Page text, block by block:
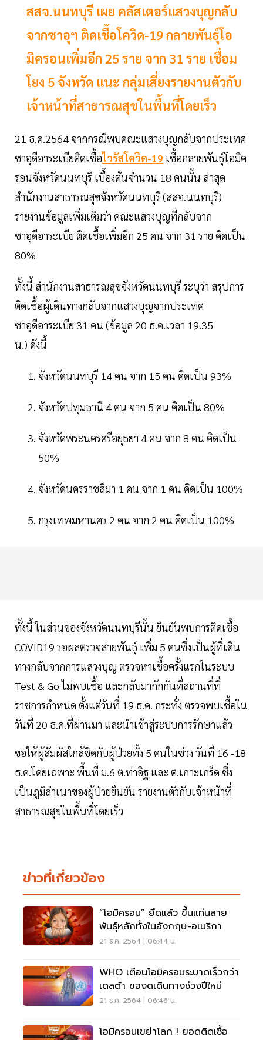
สสจ.นนทบุรี เผย คลัสเตอร์แสวงบุญกลับ
จากซาอุฯ ติดเชื้อโควิด-19 กลายพันธุ์โอ
มิครอนเพิ่มอีก 25 ราย จาก 31 ราย เชื่อม
โยง 5 จังหวัด แนะ กลุ่มเสี่ยงรายงานตัวกับ
เจ้าหน้าที่สาธารณสุขในพื้นที่โดยเร็ว
21 ธ.ค.2564 จากกรณีพบคณะแสวงบุญกลับจากประเทศ
ซาอุดีอาระเบียติดเชื้อไวรัสโควิด-19 เชื้อกลายพันธุ์โอมิค
รอนจังหวัดนนทบุรี เบื้องต้นจำนวน 18 คนนั้น ล่าสุด
สำนักงานสาธารณสุขจังหวัดนนทบุรี (สสจ.นนทบุรี)
รายงานข้อมูลเพิ่มเติมว่า คณะแสวงบุญที่กลับจาก
ซาอุดีอาระเบีย ติดเชื้อเพิ่มอีก 25 คน จาก 31 ราย คิดเป็น
80%
ทั้งนี้ สำนักงานสาธารณสุขจังหวัดนนทบุรี ระบุว่า สรุปการ
ติดเชื้อผู้เดินทางกลับจากแสวงบุญจากประเทศ
ซาอุดีอาระเบีย 31 คน (ข้อมูล 20 ธ.ค.เวลา 19.35
น.) ดังนี้
จังหวัดนนทบุรี 14 คน จาก 15 คน คิดเป็น 93%
จังหวัดปทุมธานี 4 คน จาก 5 คน คิดเป็น 80%
จังหวัดพระนครศรีอยุธยา 4 คน จาก 8 คน คิดเป็น
50%
จังหวัดนครราชสีมา 1 คน จาก 1 คน คิดเป็น 100%
กรุงเทพมหานคร 2 คน จาก 2 คน คิดเป็น 100%
ทั้งนี้ ในส่วนของจังหวัดนนทบุรีนั้น ยืนยันพบการติดเชื้อ
COVID19 รอผลตรวจสายพันธุ์ เพิ่ม 5 คนซึ่งเป็นผู้ที่เดิน
ทางกลับจากการแสวงบุญ ตรวจหาเชื้อครั้งแรกในระบบ
Test & Go ไม่พบเชื้อ และกลับมากักกันที่สถานที่ที่
ราชการกำหนด ตั้งแต่วันที่ 19 ธ.ค. กระทั่ง ตรวจพบเชื้อใน
วันที่ 20 ธ.ค.ที่ผ่านมา และนำเข้าสู่ระบบการรักษาแล้ว
ขอให้ผู้สัมผัสใกล้ชิดกับผู้ป่วยทั้ง 5 คนในช่วง วันที่ 16 -18
ธ.ค.โดยเฉพาะ พื้นที่ ม.6 ต.ท่าอิฐ และ ต.เกาะเกร็ด ซึ่ง
เป็นภูมิลำเนาของผู้ป่วยยืนยัน รายงานตัวกับเจ้าหน้าที่
สาธารณสุขในพื้นที่โดยเร็ว
ข่าวที่เกี่ยวข้อง
“โอมิครอน” ยึดแล้ว ขึ้นแท่นสาย
พันธุ์หลักทั้งในอังกฤษ-อเมริกา
21 ธ.ค. 2564 | 06:44 น.
WHO เตือนโอมิครอนระบาดเร็วกว่า
เดลต้า ของดเดินทางช่วงปีใหม่
21 ธ.ค. 2564 | 06:46 น.
โอมิครอนเขย่าโลก ! ยอดติดเชื้อ